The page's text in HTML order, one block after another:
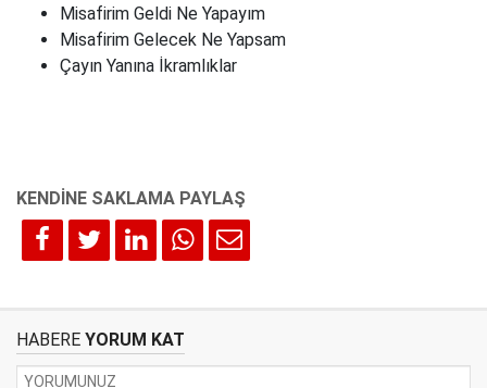
Misafirim Geldi Ne Yapayım
Misafirim Gelecek Ne Yapsam
Çayın Yanına İkramlıklar
HABERE YORUM KAT